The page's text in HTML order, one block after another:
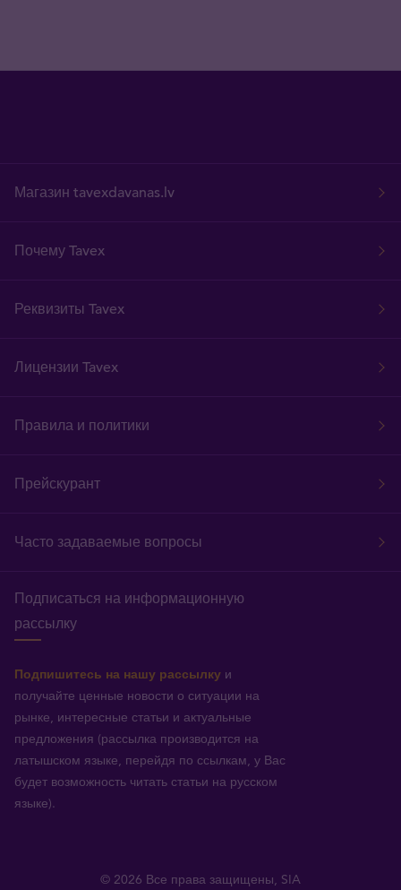
Магазин tavexdavanas.lv
Почему Tavex
Реквизиты Tavex
Лицензии Tavex
Правила и политики
Прейскурант
Часто задаваемые вопросы
Подписаться на информационную
рассылку
Подпишитесь на нашу рассылку и
получайте ценные новости о ситуации на
рынке, интересные статьи и актуальные
предложения (рассылка производится на
латышском языке, перейдя по ссылкам, у Вас
будет возможность читать статьи на русском
языке).
© 2026 Все права защищены, SIA